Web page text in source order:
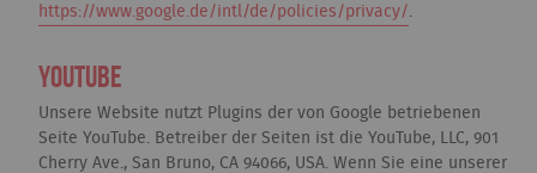
https://www.google.de/intl/de/policies/privacy/ .
YouTube
Unsere Website nutzt Plugins der von Google betriebenen
Seite YouTube. Betreiber der Seiten ist die YouTube, LLC, 901
Cherry Ave., San Bruno, CA 94066, USA. Wenn Sie eine unserer